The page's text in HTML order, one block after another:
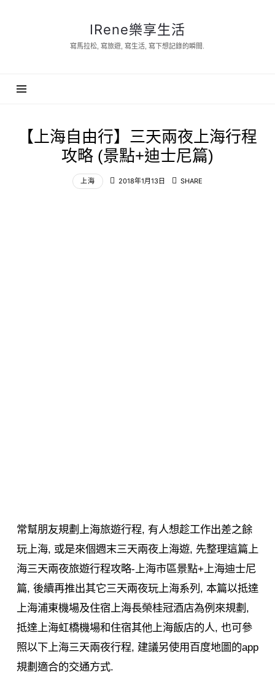
IRene
樂
IRene樂享生活
寫馬拉松, 寫旅遊, 寫生活, 寫下想記錄的瞬間.
【上海自由行】三天兩夜上海行程
攻略 (景點+迪士尼篇)
上海 2018年1月13日 SHARE
常幫朋友規劃上海旅遊行程, 有人想趁工作出差之餘
玩上海, 或是來個週末三天兩夜上海遊, 先整理這篇上
海三天兩夜旅遊行程攻略-上海市區景點+上海迪士尼
篇, 後續再推出其它三天兩夜玩上海系列, 本篇以抵達
上海浦東機場及住宿上海長榮桂冠酒店為例來規劃,
抵達上海虹橋機場和住宿其他上海飯店的人, 也可參
照以下上海三天兩夜行程, 建議另使用百度地圖的app
規劃適合的交通方式.